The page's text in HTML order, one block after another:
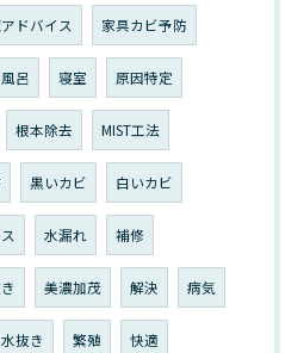
ドバイス 家具カビ予防
風呂 寝室 原因特定
根本除去 MIST工法
黒いカビ 白いカビ
水漏れ 補修
美濃加茂 解決 病気
水抜き 繁殖 快適